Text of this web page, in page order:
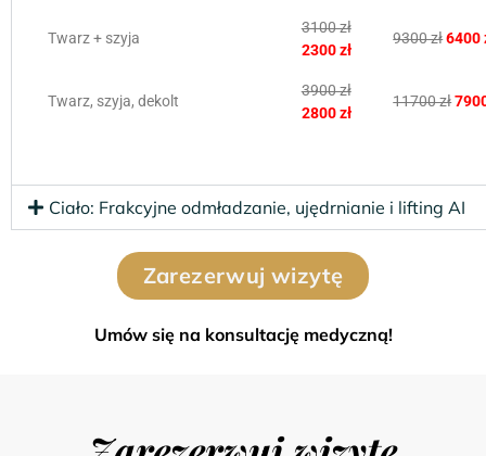
Twarz + szyja
3100 zł
2300 zł
9300 zł6400
Twarz, szyja, dekolt
3900 zł
2800 zł
11700 zł
Ciało: Frakcyjne odmładzanie, ujędrnianie i lifting AI
Zarezerwuj wizytę
Umów się na konsultację medyczną!